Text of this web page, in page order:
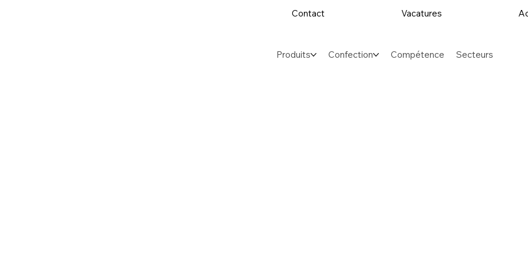
Contact Vacatures
Produits Confection Compétence Secteurs